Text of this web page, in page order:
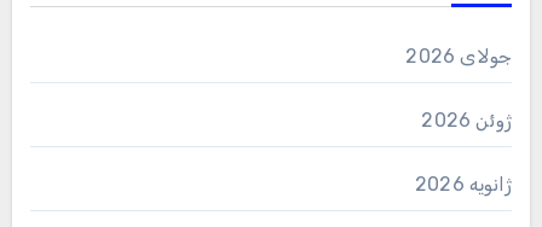
جولای 2026
ژوئن 2026
ژانویه 2026